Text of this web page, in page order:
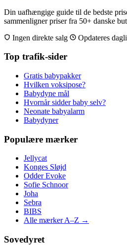
Din uafhængige guide til de bedste
sammenligner priser fra 50+ danske
Ingen direkte salg
Opdateres
Top trafik-sider
Gratis babypakker
Hvilken voksipose?
Babydyne mål
Hvornår sidder baby selv?
Neonate babyalarm
Babydyner
Populære mærker
Jellycat
Konges Sløjd
Odder Evoke
Sofie Schnoor
Joha
Sebra
BIBS
Alle mærker A–Z →
Sovedyret